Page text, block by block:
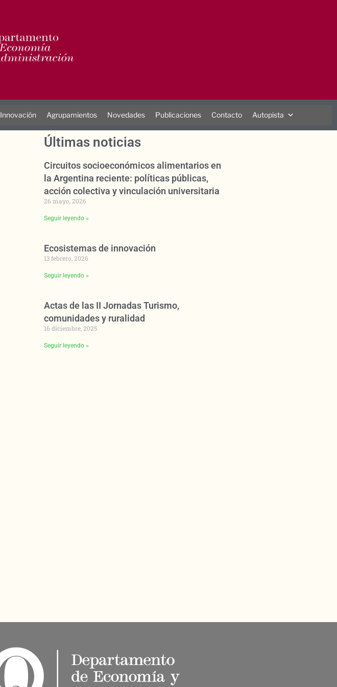
Innovación Agrupamientos Novedades Publicaciones Contacto Autopista
Últimas noticias
Circuitos socioeconómicos alimentarios en
la Argentina reciente: políticas públicas,
acción colectiva y vinculación universitaria
26 mayo, 2026
Seguir leyendo »
Ecosistemas de innovación
13 febrero, 2026
Seguir leyendo »
Actas de las II Jornadas Turismo,
comunidades y ruralidad
16 diciembre, 2025
Seguir leyendo »